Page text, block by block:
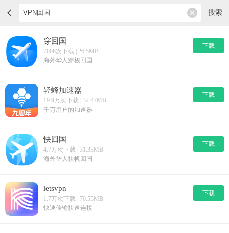
搜索
穿回国
7006次下载 | 26.5MB
海外华人穿梭回国
下载
轻蜂加速器
19.9万次下载 | 32.47MB
千万用户的加速器
下载
快回国
4.7万次下载 | 31.33MB
海外华人快帆回国
下载
letsvpn
1.7万次下载 | 70.55MB
快速传输快速连接
下载